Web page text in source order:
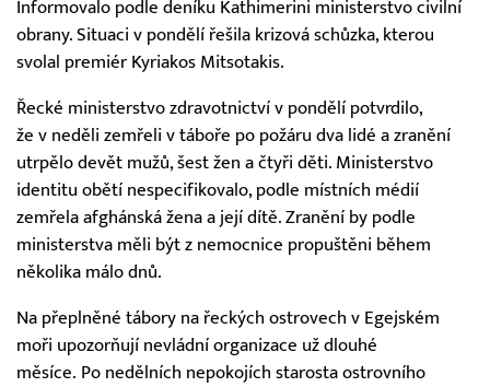
Informovalo podle deníku Kathimerini ministerstvo civilní
obrany. Situaci v pondělí řešila krizová schůzka, kterou
svolal premiér Kyriakos Mitsotakis.
Řecké ministerstvo zdravotnictví v pondělí potvrdilo,
že v neděli zemřeli v táboře po požáru dva lidé a zranění
utrpělo devět mužů, šest žen a čtyři děti. Ministerstvo
identitu obětí nespecifikovalo, podle místních médií
zemřela afghánská žena a její dítě. Zranění by podle
ministerstva měli být z nemocnice propuštěni během
několika málo dnů.
Na přeplněné tábory na řeckých ostrovech v Egejském
moři upozorňují nevládní organizace už dlouhé
měsíce. Po nedělních nepokojích starosta ostrovního